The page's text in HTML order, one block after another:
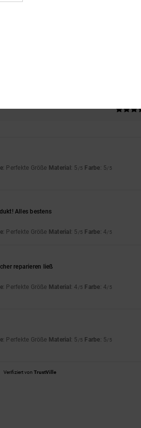
: Perfekte Größe Material : 5 /5 Farbe: 5/5
Alles bestens
: Perfekte Größe Material : 5 /5 Farbe: 4/5
reparieren ließ
: Perfekte Größe Material : 4 /5 Farbe: 4/5
: Perfekte Größe Material : 5 /5 Farbe: 5/5
Verifiziert von TrustVille